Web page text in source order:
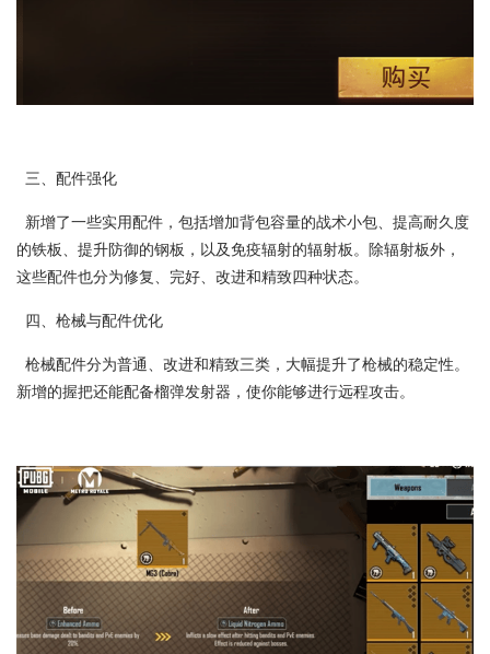
三、配件强化
新增了一些实用配件，包括增加背包容量的战术小包、提高耐久度
的铁板、提升防御的钢板，以及免疫辐射的辐射板。除辐射板外，
这些配件也分为修复、完好、改进和精致四种状态。
四、枪械与配件优化
枪械配件分为普通、改进和精致三类，大幅提升了枪械的稳定性。
新增的握把还能配备榴弹发射器，使你能够进行远程攻击。